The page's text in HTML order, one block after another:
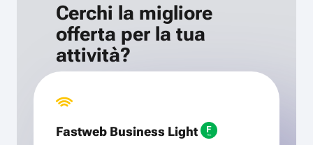
Cerchi la migliore
offerta per la tua
attività?
Fastweb Business Light